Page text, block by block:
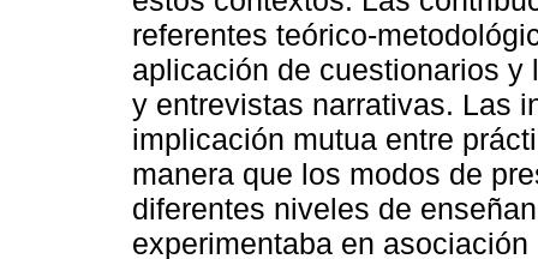
referentes teórico-
aplicación de cuestionarios
y entrevistas narrativas. Las
implicación mutua entre
manera que los modos de
diferentes niveles de
experimentaba en